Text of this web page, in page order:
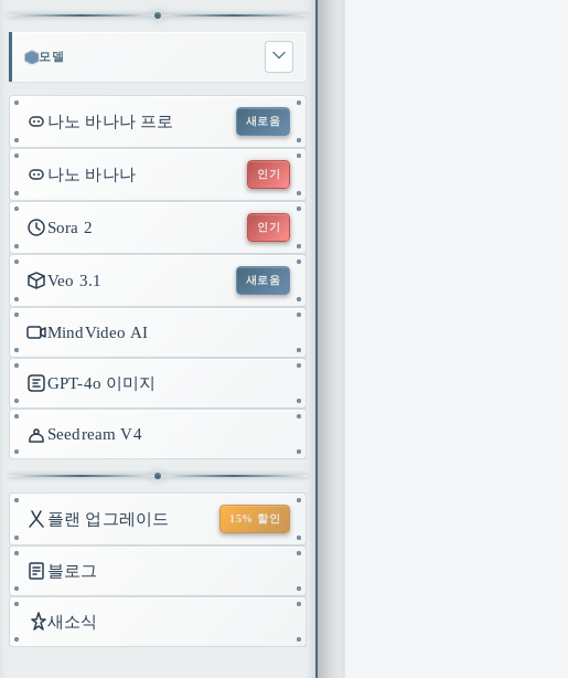
모델
나노 바나나 프로 새로움
나노 바나나 인기
Sora 2 인기
Veo 3.1 새로움
MindVideo AI
GPT-4o 이미지
Seedream V4
플랜 업그레이드 15% 할인
블로그
새소식